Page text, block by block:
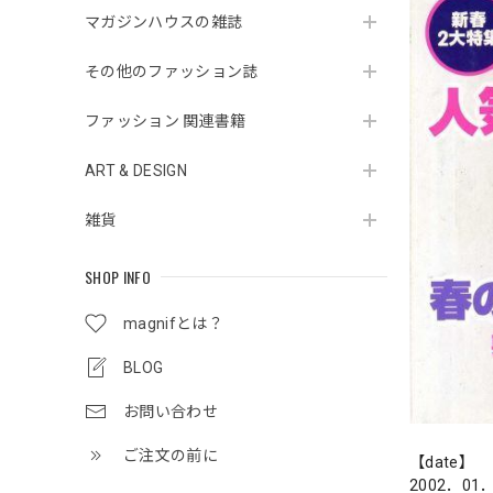
マガジンハウスの雑誌
その他のファッション誌
ファッション 関連書籍
ART & DESIGN
雑貨
SHOP INFO
magnifとは？
BLOG
お問い合わせ
ご注文の前に
【date】
2002．01